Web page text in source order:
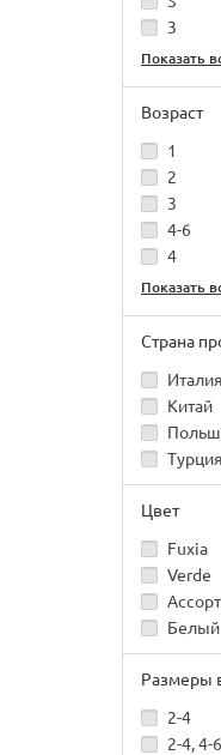
3
Показать
Возраст
1
2
3
4-6
4
Показать
Страна
Италия
Китай
Турция
Цвет
Fuxia
Verde
Белый
Размеры
2-4
2-4, 4-